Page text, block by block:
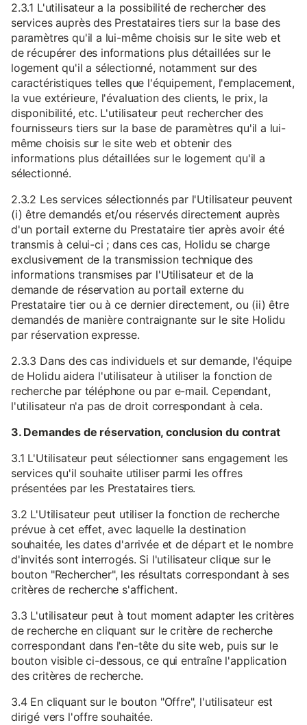
2.3.1 L'utilisateur a la possibilité de rechercher des
services auprès des Prestataires tiers sur la base des
paramètres qu'il a lui-même choisis sur le site web et
de récupérer des informations plus détaillées sur le
logement qu'il a sélectionné, notamment sur des
caractéristiques telles que l'équipement, l'emplacement,
la vue extérieure, l'évaluation des clients, le prix, la
disponibilité, etc. L'utilisateur peut rechercher des
fournisseurs tiers sur la base de paramètres qu'il a lui-
même choisis sur le site web et obtenir des
informations plus détaillées sur le logement qu'il a
sélectionné.
2.3.2 Les services sélectionnés par l'Utilisateur peuvent
(i) être demandés et/ou réservés directement auprès
d'un portail externe du Prestataire tier après avoir été
transmis à celui-ci ; dans ces cas, Holidu se charge
exclusivement de la transmission technique des
informations transmises par l'Utilisateur et de la
demande de réservation au portail externe du
Prestataire tier ou à ce dernier directement, ou (ii) être
demandés de manière contraignante sur le site Holidu
par réservation expresse.
2.3.3 Dans des cas individuels et sur demande, l'équipe
de Holidu aidera l'utilisateur à utiliser la fonction de
recherche par téléphone ou par e-mail. Cependant,
l'utilisateur n'a pas de droit correspondant à cela.
3. Demandes de réservation, conclusion du contrat
3.1 L'Utilisateur peut sélectionner sans engagement les
services qu'il souhaite utiliser parmi les offres
présentées par les Prestataires tiers.
3.2 L'Utilisateur peut utiliser la fonction de recherche
prévue à cet effet, avec laquelle la destination
souhaitée, les dates d'arrivée et de départ et le nombre
d'invités sont interrogés. Si l'utilisateur clique sur le
bouton "Rechercher", les résultats correspondant à ses
critères de recherche s'affichent.
3.3 L'utilisateur peut à tout moment adapter les critères
de recherche en cliquant sur le critère de recherche
correspondant dans l'en-tête du site web, puis sur le
bouton visible ci-dessous, ce qui entraîne l'application
des critères de recherche.
3.4 En cliquant sur le bouton "Offre", l'utilisateur est
dirigé vers l'offre souhaitée.